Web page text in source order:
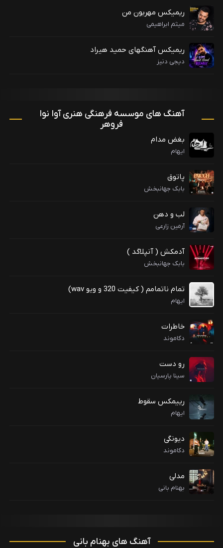
ریمیکس مهربون من
میثم ابراهیمی
ریمیکس آهنگهای حمید هیراد
دیجی دنیز
آهنگ های موسسه فرهنگی هنری آوا نوا
فروهر
بغض مدام
ایهام
پاتوق
بابک جهانبخش
لب و دهن
آرمین زارعی
آدمکش ( آنپلاگد )
بابک جهانبخش
تمام ناتمامم ( کیفیت 320 و ویو wav)
ایهام
خاطرات
دکاموند
رو دست
سینا پارسیان
رییمکس سقوط
ایهام
دیونگی
دکاموند
مدلی
بهنام بانی
آهنگ های بهنام بانی